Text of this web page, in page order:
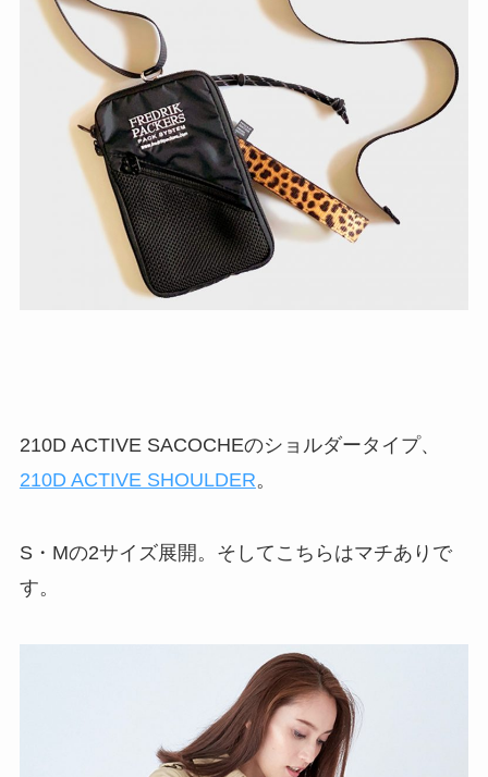
210D ACTIVE SACOCHEのショルダータイプ、
210D ACTIVE SHOULDER。
S・Mの2サイズ展開。そしてこちらはマチありで
す。